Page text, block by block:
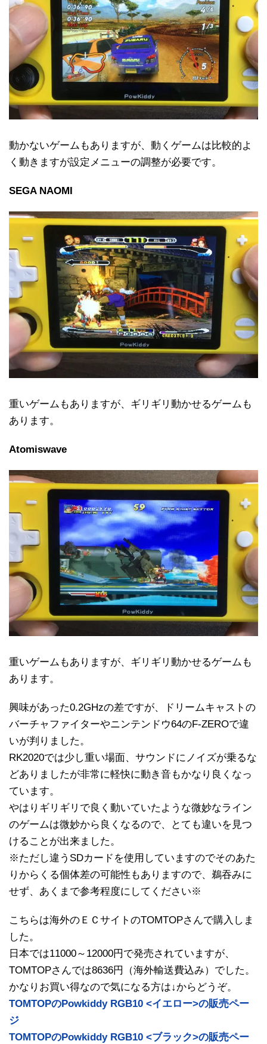
動かないゲームもありますが、動くゲームは比較的よ
く動きますが設定メニューの調整が必要です。
SEGA NAOMI
重いゲームもありますが、ギリギリ動かせるゲームも
あります。
Atomiswave
重いゲームもありますが、ギリギリ動かせるゲームも
あります。
興味があった0.2GHzの差ですが、ドリームキャストの
バーチャファイターやニンテンドウ64のF-ZEROで違
いが判りました。
RK2020では少し重い場面、サウンドにノイズが乗るな
どありましたが非常に軽快に動き音もかなり良くなっ
ています。
やはりギリギリで良く動いていたような微妙なライン
のゲームは微妙から良くなるので、とても違いを見つ
けることが出来ました。
※ただし違うSDカードを使用していますのでそのあた
りからくる個体差の可能性もありますので、鵜吞みに
せず、あくまで参考程度にしてください※
こちらは海外のＥＣサイトのTOMTOPさんで購入しま
した。
日本では11000～12000円で発売されていますが、
TOMTOPさんでは8636円（海外輸送費込み）でした。
かなりお買い得なので気になる方は↓からどうぞ。
TOMTOPのPowkiddy RGB10 <イエロー>の販売ペー
ジ
TOMTOPのPowkiddy RGB10 <ブラック>の販売ペー